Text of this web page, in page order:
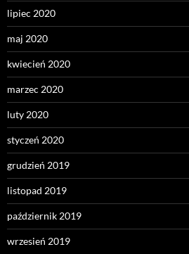
lipiec 2020
maj 2020
kwiecień 2020
marzec 2020
luty 2020
styczeń 2020
grudzień 2019
listopad 2019
październik 2019
wrzesień 2019